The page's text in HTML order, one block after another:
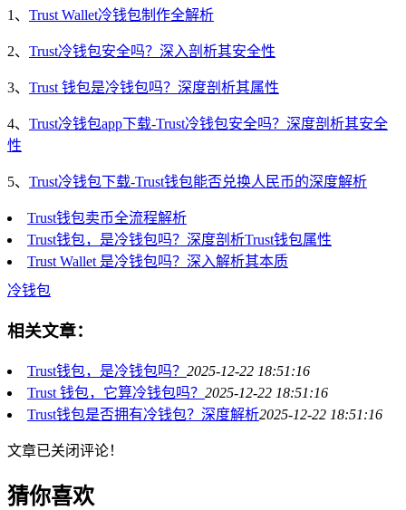
1、 Trust Wallet冷钱包制作全解析
2、 Trust冷钱包安全吗？深入剖析其安全性
3、 Trust 钱包是冷钱包吗？深度剖析其属性
4、 Trust冷钱包app下载-Trust冷钱包安全吗？深度剖析其安全
性
5、 Trust冷钱包下载-Trust钱包能否兑换人民币的深度解析
Trust钱包卖币全流程解析
Trust钱包，是冷钱包吗？深度剖析Trust钱包属性
Trust Wallet 是冷钱包吗？深入解析其本质
冷钱包
相关文章：
Trust钱包，是冷钱包吗？ 2025-12-22 18:51:16
Trust 钱包，它算冷钱包吗？ 2025-12-22 18:51:16
Trust钱包是否拥有冷钱包？深度解析2025-12-22 18:51:16
文章已关闭评论！
猜你喜欢